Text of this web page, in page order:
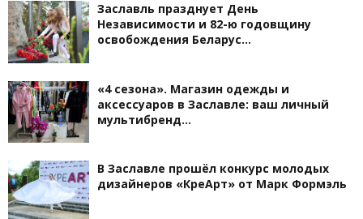
Заславль празднует День
Независимости и 82-ю годовщину
освобождения Беларус…
«4 сезона». Магазин одежды и
аксессуаров в Заславле: ваш личный
мультибренд…
В Заславле прошёл конкурс молодых
дизайнеров «КреАрт» от Марк Формэль